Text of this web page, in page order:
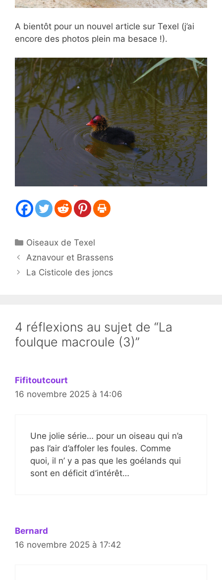
A bientôt pour un nouvel article sur Texel (j’ai
encore des photos plein ma besace !).
Catégories
Oiseaux de Texel
Aznavour et Brassens
La Cisticole des joncs
4 réflexions au sujet de “La
foulque macroule (3)”
Fifitoutcourt
16 novembre 2025 à 14:06
Une jolie série… pour un oiseau qui n’a
pas l’air d’affoler les foules. Comme
quoi, il n’ y a pas que les goélands qui
sont en déficit d’intérêt…
Bernard
16 novembre 2025 à 17:42